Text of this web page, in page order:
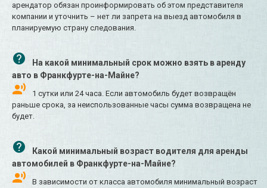
арендатор обязан проинформировать об этом представителя
компании и уточнить – нет ли запрета на выезд автомобиля в
планируемую страну следования.
На какой минимальный срок можно взять в аренду
авто в Франкфурте-на-Майне?
1 сутки или 24 часа. Если автомобиль будет возвращён
раньше срока, за неиспользованные часы сумма возвращена не
будет.
Какой минимальный возраст водителя для аренды
автомобилей в Франкфурте-на-Майне?
В зависимости от класса автомобиля минимальный возраст